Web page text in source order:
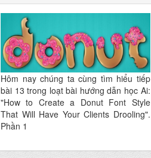
Hôm nay chúng ta cùng tìm hiểu tiếp
bài 13 trong loạt bài hướng dẫn học Ai:
"How to Create a Donut Font Style
That Will Have Your Clients Drooling".
Phần 1